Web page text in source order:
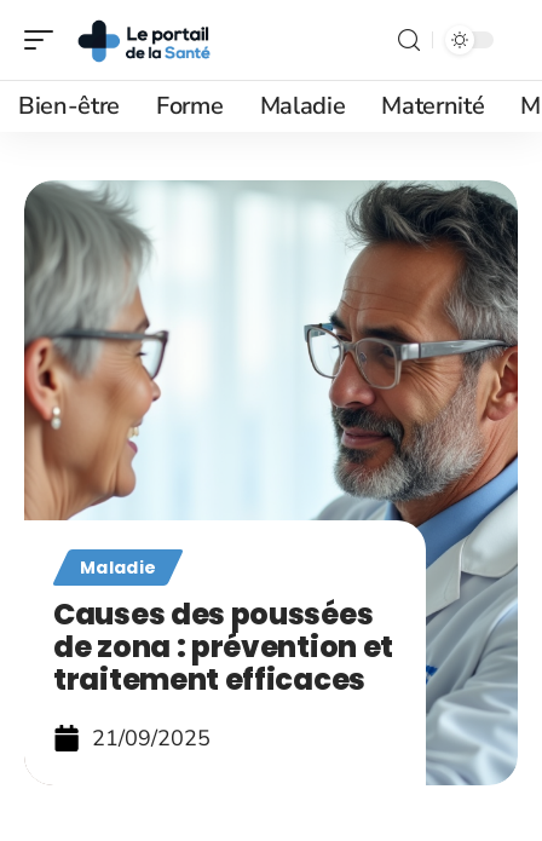
Bien-être Forme Maladie Maternité
Maladie
Causes des poussées
de zona : prévention et
traitement efficaces
21/09/2025